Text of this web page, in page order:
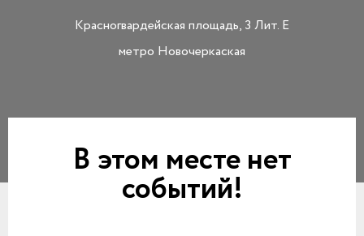
Красногвардейская площадь, 3 Лит. Е
метро Новочеркаская
В этом месте нет
событий!